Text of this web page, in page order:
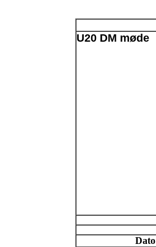
U20 DM møde
Dato